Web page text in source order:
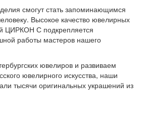
смогут стать запоминающимся
Высокое качество ювелирных
ЦИРКОН С подкрепляется
работы мастеров нашего
ювелиров и развиваем
ювелирного искусства, наши
тысячи оригинальных украшений из